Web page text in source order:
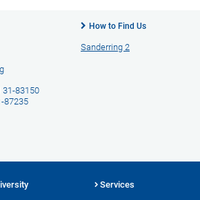
31-83150
87235
How to Find Us
Sanderring 2
Services